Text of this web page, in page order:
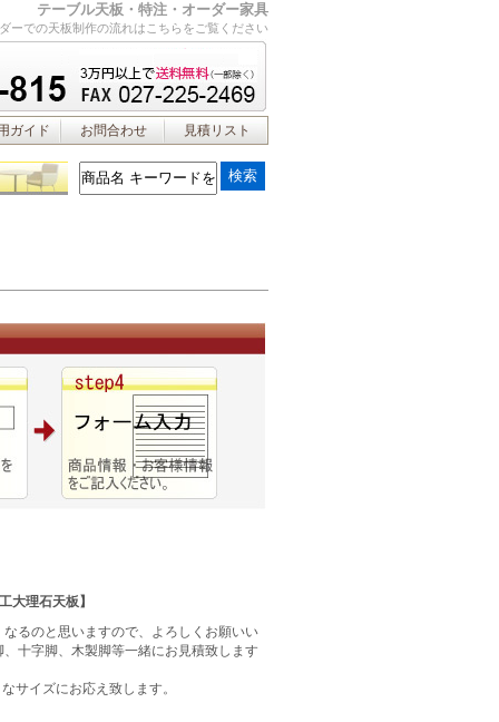
テーブル天板・特注・オーダー家具
ーでの天板制作の流れはこちらをご覧ください
ガイド お問合わせ 見積リスト
大理石天板】
るのと思いますので、よろしくお願いい
十字脚、木製脚等一緒にお見積致します
サイズにお応え致します。